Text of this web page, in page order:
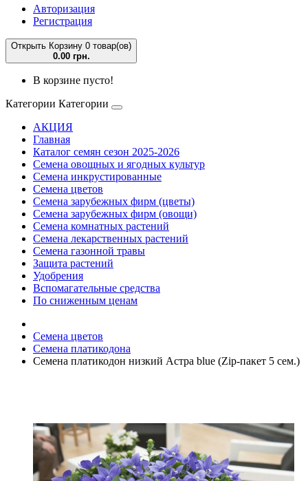
Авторизация
Регистрация
Открыть Корзину 0 товар(ов)
0.00 грн.
В корзине пусто!
Категории Категории
АКЦИЯ
Главная
Каталог семян сезон 2025-2026
Семена овощных и ягодных культур
Семена инкрустированные
Семена цветов
Семена зарубежных фирм (цветы)
Семена зарубежных фирм (овощи)
Семена комнатных растений
Семена лекарственных растений
Семена газонной травы
Защита растений
Удобрения
Вспомагательные средства
По сниженным ценам
Семена цветов
Семена платикодона
Семена платикодон низкий Астра blue (Zip-пакет 5 сем.)